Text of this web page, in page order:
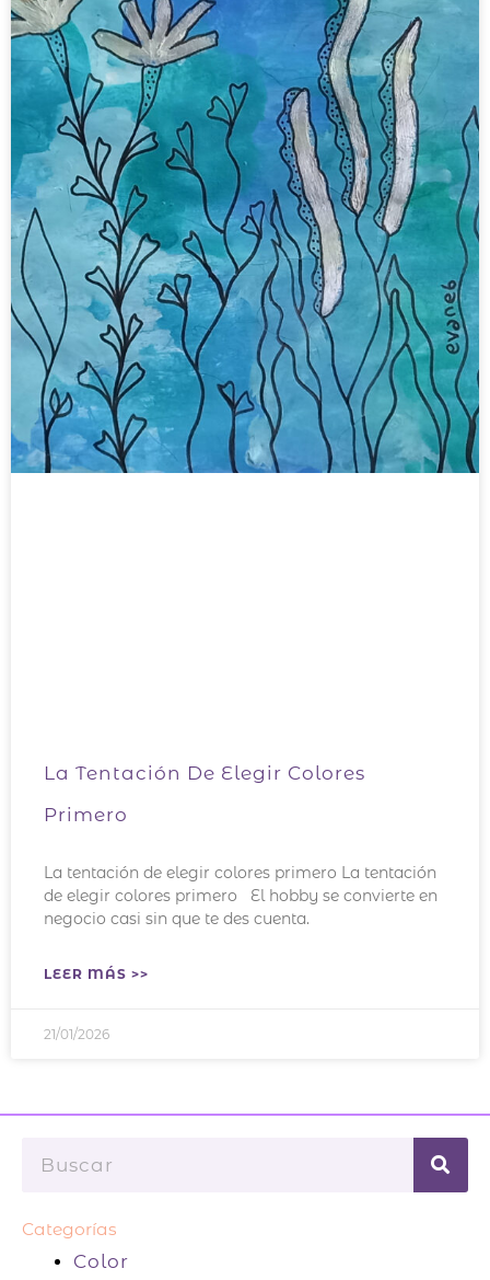
La Tentación De Elegir Colores
Primero
La tentación de elegir colores primero La tentación
de elegir colores primero El hobby se convierte en
negocio casi sin que te des cuenta.
LEER MÁS >>
21/01/2026
Categorías
Color